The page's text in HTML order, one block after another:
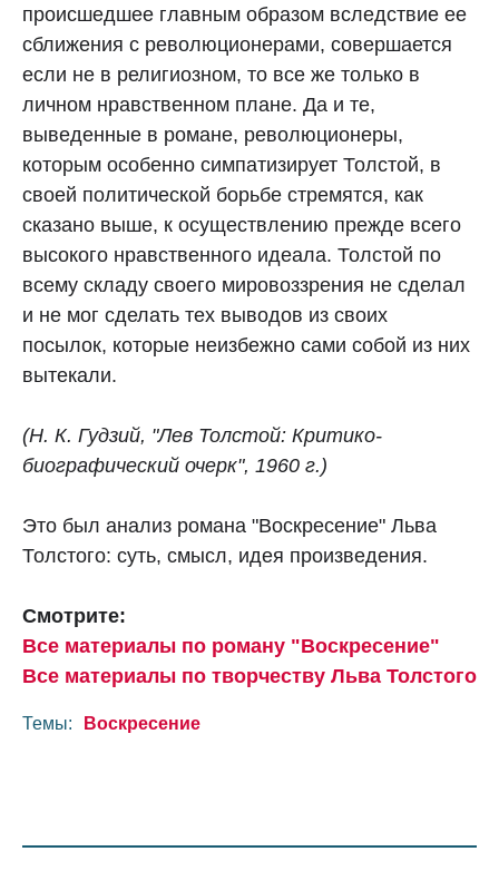
происшедшее главным образом вследствие ее
сближения с революционерами, совершается
если не в религиозном, то все же только в
личном нравственном плане. Да и те,
выведенные в романе, революционеры,
которым особенно симпатизирует Толстой, в
своей политической борьбе стремятся, как
сказано выше, к осуществлению прежде всего
высокого нравственного идеала. Толстой по
всему складу своего мировоззрения не сделал
и не мог сделать тех выводов из своих
посылок, которые неизбежно сами собой из них
вытекали.
(Н. К. Гудзий, "Лев Толстой: Критико-
биографический очерк", 1960 г.)
Это был анализ романа "Воскресение" Льва
Толстого: суть, смысл, идея произведения.
Смотрите:
Все материалы по роману "Воскресение"
Все материалы по творчеству Льва Толстого
Темы: Воскресение